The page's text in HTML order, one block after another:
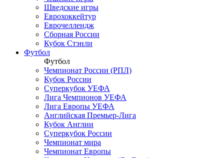
Шведские игры
Еврохоккейтур
Еврочеллендж
Сборная России
Кубок Стэнли
Футбол
Футбол
Чемпионат России (РПЛ)
Кубок России
Суперкубок УЕФА
Лига Чемпионов УЕФА
Лига Европы УЕФА
Английская Премьер-Лига
Кубок Англии
Суперкубок России
Чемпионат мира
Чемпионат Европы